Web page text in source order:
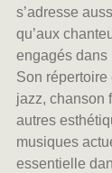
s’adresse
qu’aux
engagés dans
Son répertoire
jazz, chanson
autres
musiques
essentielle